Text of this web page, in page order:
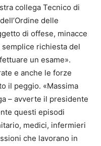
collega Tecnico di
delle
di offese, minacce
richiesta del
un esame».
e anche le forze
il peggio. «Massima
– avverte il presidente
questi episodi
medici, infermieri
che lavorano in